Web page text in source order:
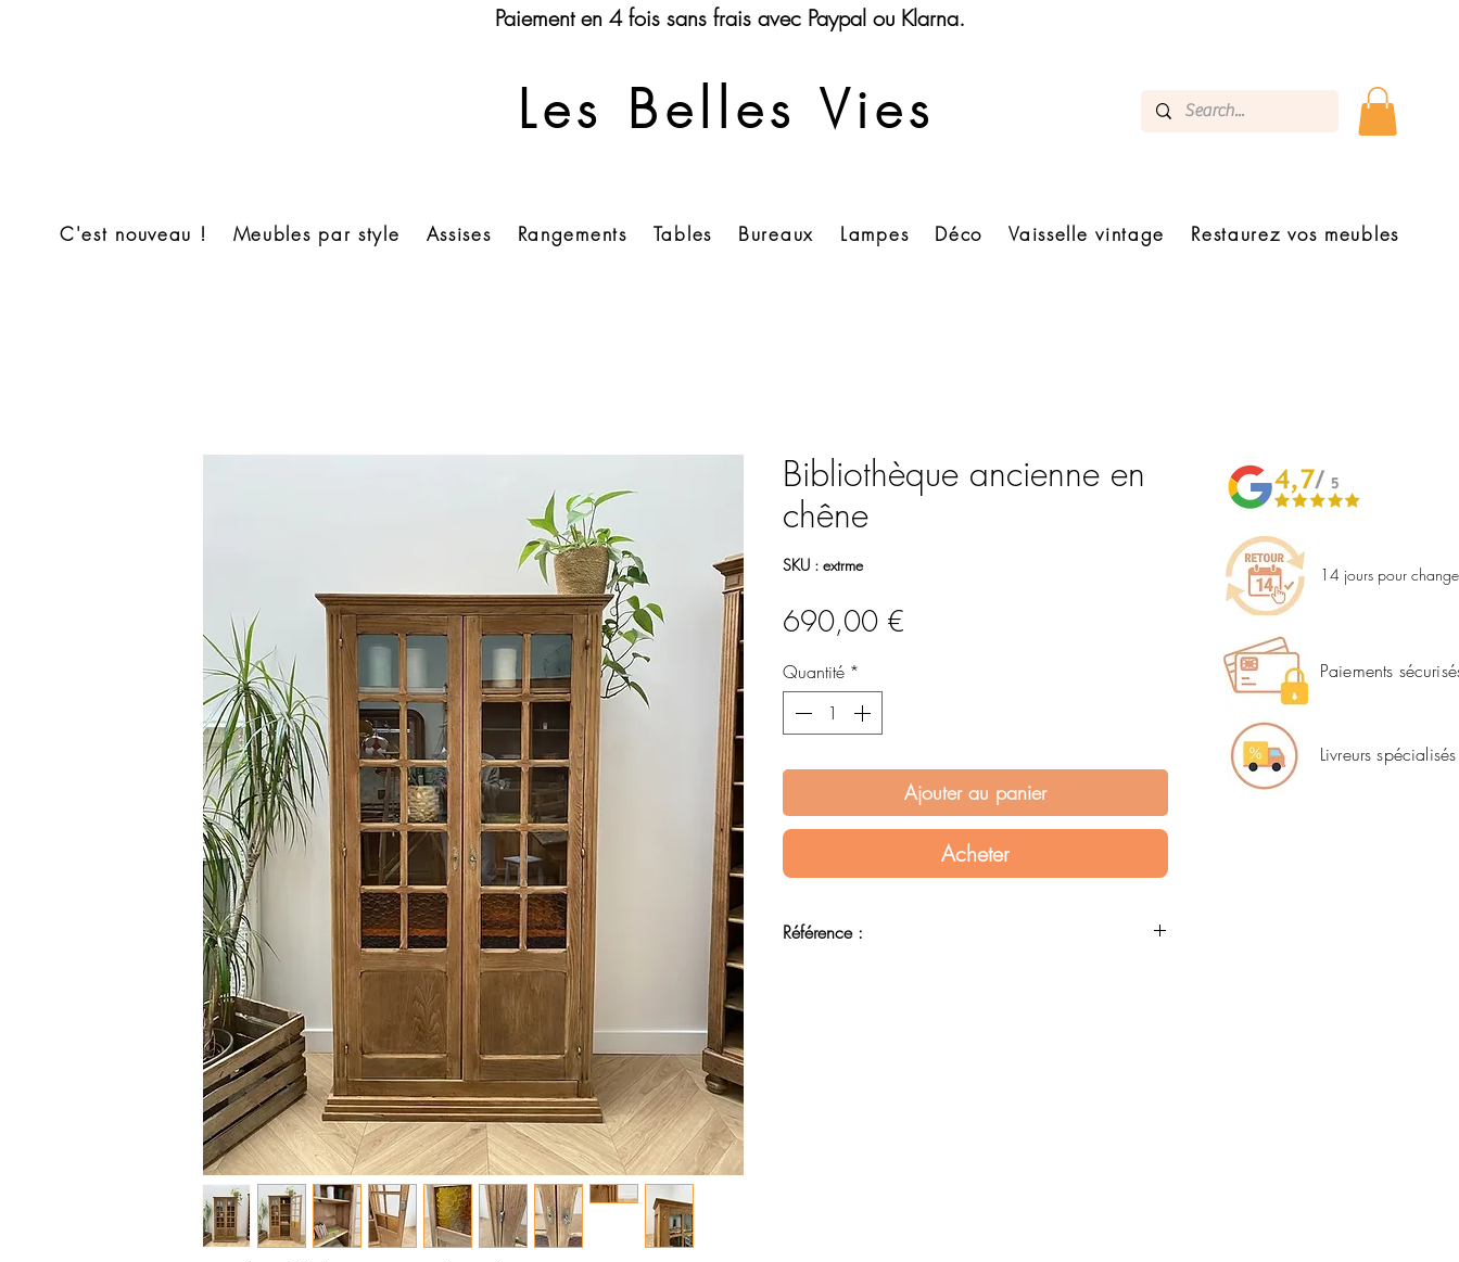
Paiement en 4 fois sans frais avec Paypal ou Klarna.
Les Belles Vies
C'est nouveau ! Meubles par style Assises Rangements Tables Bureaux Lampes Déco Vaisselle vintage Restaurez vos meubles
Bibliothèque ancienne en
chêne
SKU : extrme
690,00 €
Quantité *
Ajouter au panier
Acheter
Référence :
14 jours pour
Paiements
Livreurs spécialisés